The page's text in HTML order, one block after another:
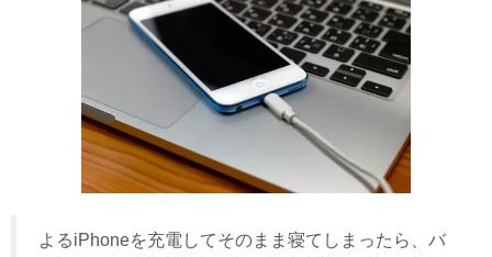
よるiPhoneを充電してそのまま寝てしまったら、バ